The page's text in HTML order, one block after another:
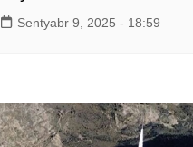
Sentyabr 9, 2025 - 18:59